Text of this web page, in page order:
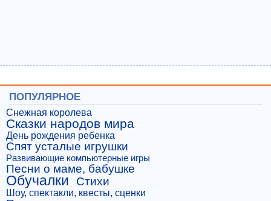
ПОПУЛЯРНОЕ
Снежная королева
Сказки народов мира
День рождения ребенка
Спят усталые игрушки
Развивающие компьютерные игры
Песни о маме, бабушке
Обучалки Стихи
Шоу, спектакли, квесты, сценки